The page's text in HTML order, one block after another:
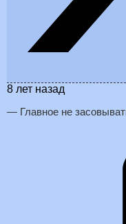
8 лет назад
— Главное не